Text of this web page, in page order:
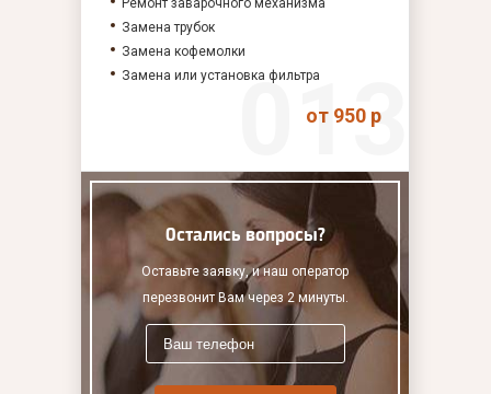
Ремонт заварочного механизма
Замена трубок
Замена кофемолки
Замена или установка фильтра
от 950 р
Остались вопросы?
Оставьте заявку, и наш оператор
перезвонит Вам через 2 минуты.